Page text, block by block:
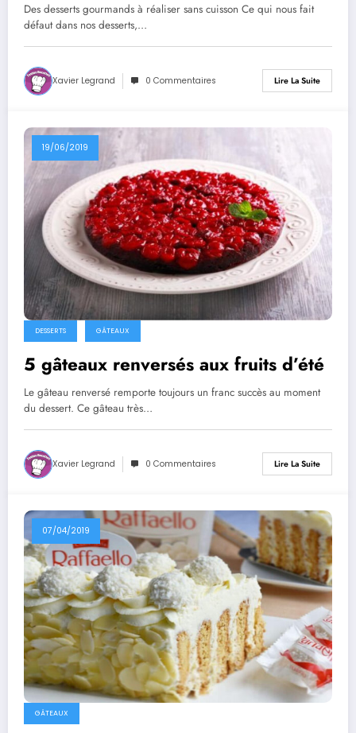
Des desserts gourmands à réaliser sans cuisson Ce qui nous fait
défaut dans nos desserts,…
Xavier Legrand 0 Commentaires Lire La Suite
19/06/2019
DESSERTS GÂTEAUX
5 gâteaux renversés aux fruits d’été
Le gâteau renversé remporte toujours un franc succès au moment
du dessert. Ce gâteau très…
Xavier Legrand 0 Commentaires Lire La Suite
07/04/2019
GÂTEAUX